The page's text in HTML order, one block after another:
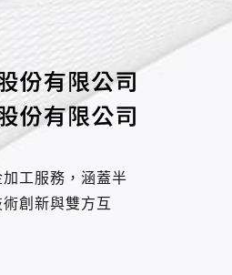
工服務，涵蓋半
創新與雙方互